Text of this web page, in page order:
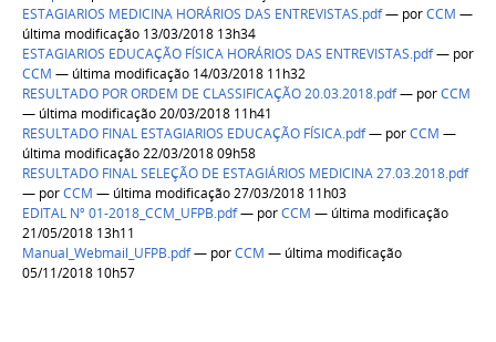
ESTAGIARIOS MEDICINA HORÁRIOS DAS ENTREVISTAS.pdf— porCCM —
última modificação 13/03/2018 13h34
ESTAGIARIOS EDUCAÇÃO FÍSICA HORÁRIOS DAS ENTREVISTAS.pdf— por
CCM — última modificação 14/03/2018 11h32
RESULTADO POR ORDEM DE CLASSIFICAÇÃO 20.03.2018.pdf— porCCM
— última modificação 20/03/2018 11h41
RESULTADO FINAL ESTAGIARIOS EDUCAÇÃO FÍSICA.pdf— porCCM —
última modificação 22/03/2018 09h58
RESULTADO FINAL SELEÇÃO DE ESTAGIÁRIOS MEDICINA 27.03.2018.pdf
— porCCM — última modificação 27/03/2018 11h03
EDITAL Nº 01-2018_CCM_UFPB.pdf— porCCM — última modificação
21/05/2018 13h11
Manual_Webmail_UFPB.pdf— porCCM — última modificação
05/11/2018 10h57